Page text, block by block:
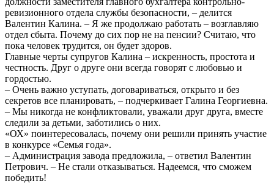
ревизионного отдела службы безопасности, – делится
Валентин Калина. – Я же продолжаю работать – возглавляю
отдел сбыта. Почему до сих пор не на пенсии? Считаю, что
пока человек трудится, он будет здоров.
Главные черты супругов Калина – искренность, простота и
честность. Друг о друге они всегда говорят с любовью и
гордостью.
– Очень важно уступать, договариваться, открыто и без
секретов все планировать, – подчеркивает Галина Георгиевна.
– Мы никогда не конфликтовали, уважали друг друга, вместе
следили за детьми, заботились о них.
«ОХ» поинтересовалась, почему они решили принять участие
в конкурсе «Семья года».
– Администрация завода предложила, – ответил Валентин
Петрович. – Не стали отказываться. Надеемся, что сможем
победить!